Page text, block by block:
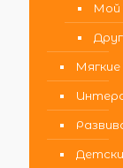
Мой
Мягкие